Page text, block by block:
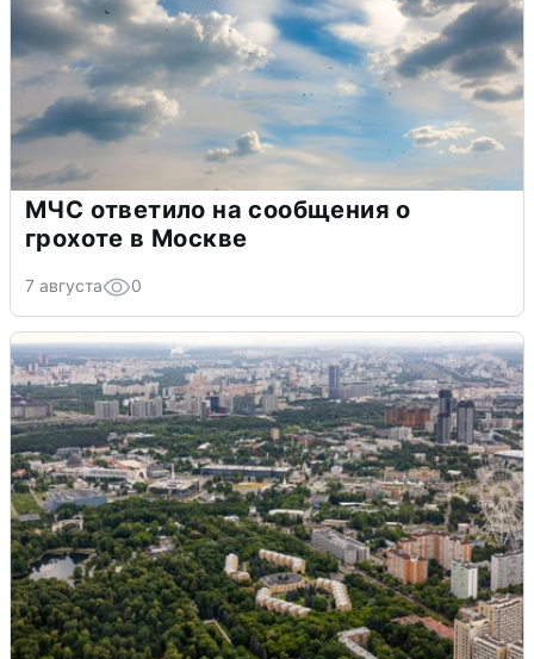
МЧС ответило на сообщения о
грохоте в Москве
7 августа 0